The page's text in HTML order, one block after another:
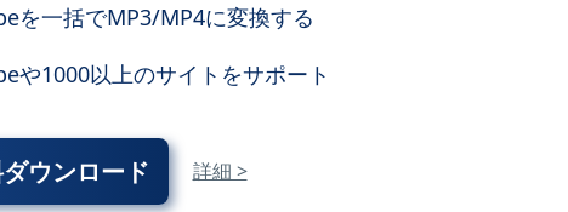
を一括でMP3/MP4に変換する
や1000以上のサイトをサポート
ウンロード 詳細 >